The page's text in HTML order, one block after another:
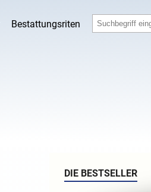
Bestattungsriten
DIE BESTSELLER